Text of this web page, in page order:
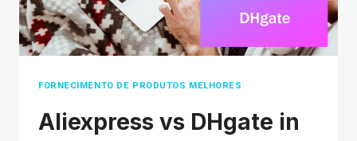
FORNECIMENTO DE PRODUTOS MELHORES
Aliexpress vs DHgate in